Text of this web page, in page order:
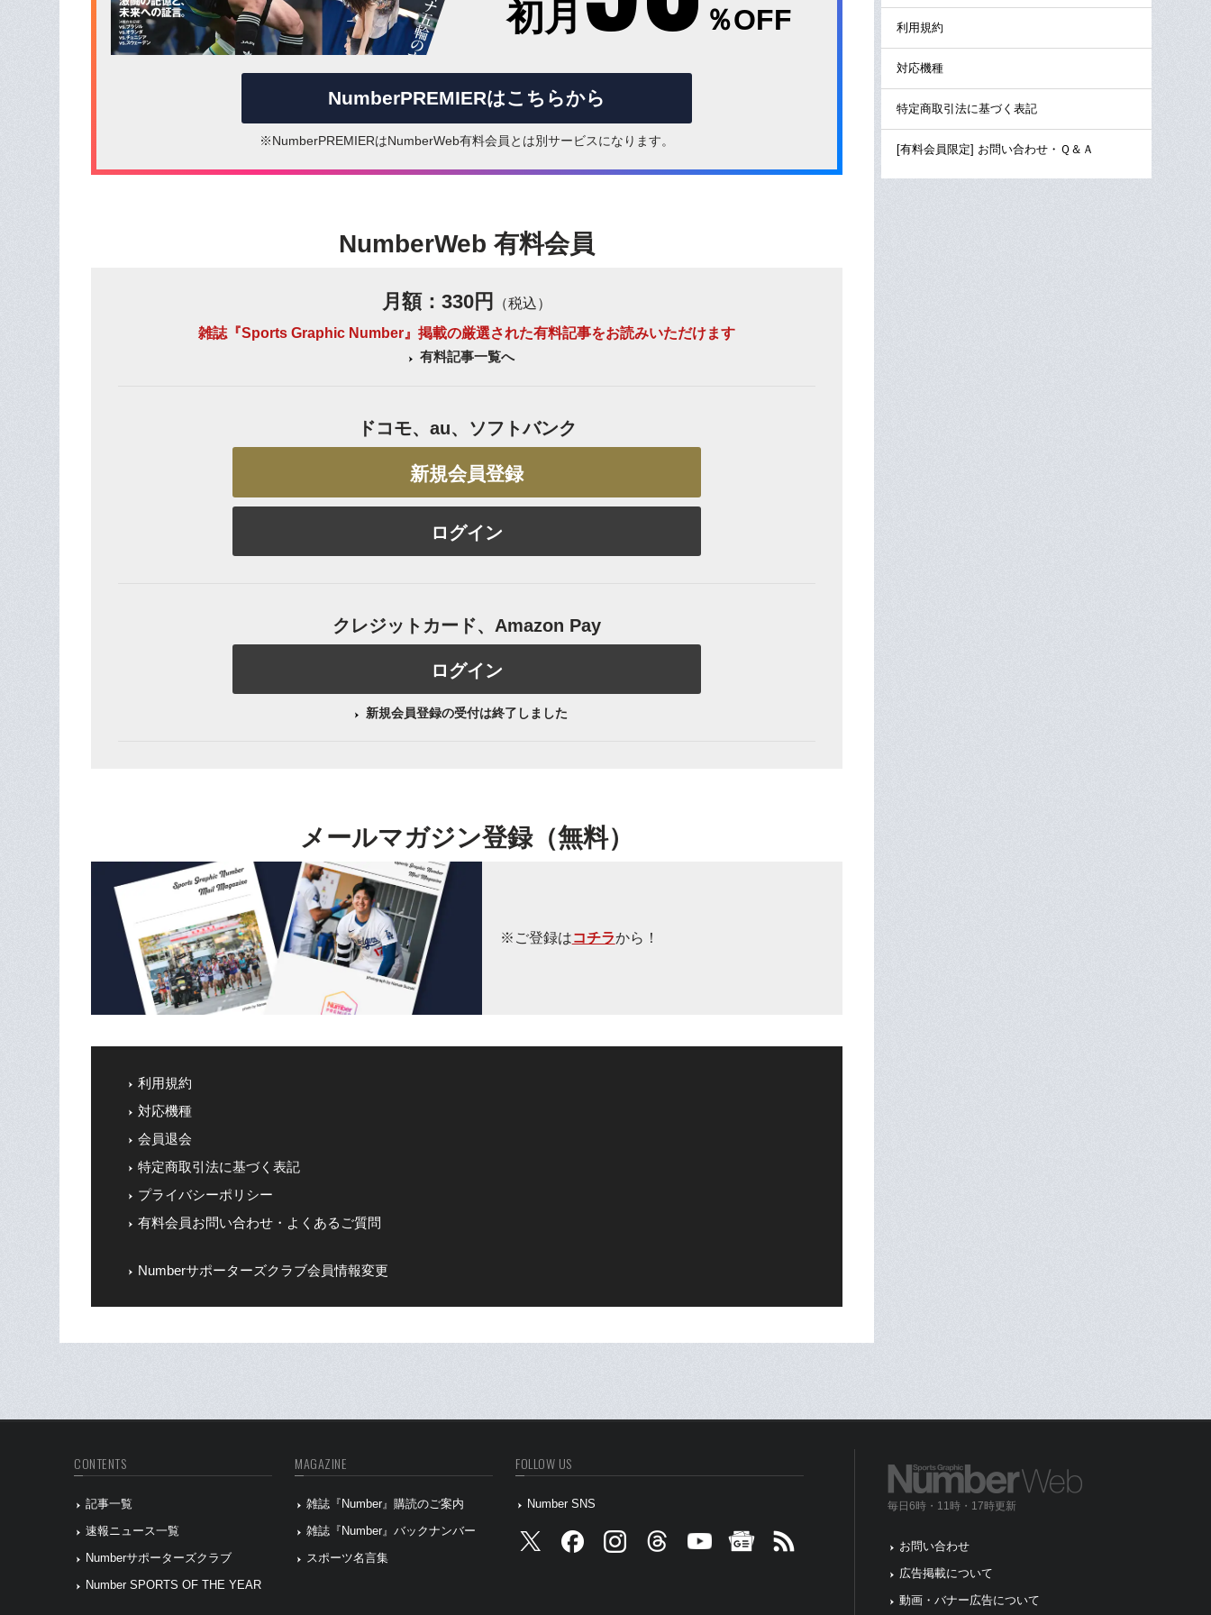
初月 ％OFF
NumberPREMIERはこちらから
※NumberPREMIERはNumberWeb有料会員とは別サービスになります。
NumberWeb 有料会員
月額：330円
（税込）
雑誌『Sports Graphic Number』掲載の厳選された有料記事をお読みいただけます
有料記事一覧へ
ドコモ、au、ソフトバンク
新規会員登録
ログイン
クレジットカード、Amazon Pay
ログイン
新規会員登録の受付は終了しました
メールマガジン登録（無料）
※ご登録はコチラから！
利用規約
対応機種
会員退会
特定商取引法に基づく表記
プライバシーポリシー
有料会員お問い合わせ・よくあるご質問
Numberサポーターズクラブ会員情報変更
利用規約
対応機種
特定商取引法に基づく表記
[有料会員限定] お問い合わせ・Ｑ＆Ａ
CONTENTS
記事一覧
速報ニュース一覧
Numberサポーターズクラブ
Number SPORTS OF THE YEAR
MAGAZINE
雑誌『Number』購読のご案内
雑誌『Number』バックナンバー
スポーツ名言集
FOLLOW US
Number SNS 毎日6時・11時・17時更新
お問い合わせ
広告掲載について
動画・バナー広告について